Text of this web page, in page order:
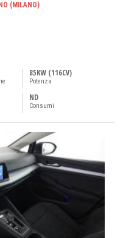
(MILANO)
85KW (116CV)
Potenza
ND
Consumi